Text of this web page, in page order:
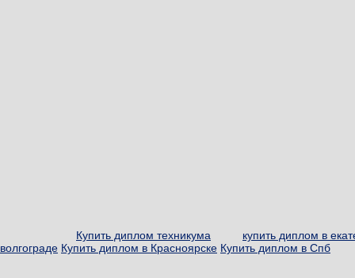
Купить диплом техникума
купить диплом в
волгограде Купить диплом в Красноярске Купить диплом в Спб